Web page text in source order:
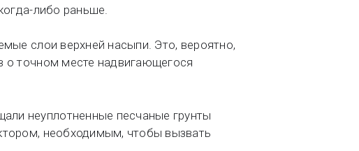
либо раньше.
слои верхней насыпи. Это, вероятно,
о точном месте надвигающегося
неуплотненные песчаные грунты
необходимым, чтобы вызвать